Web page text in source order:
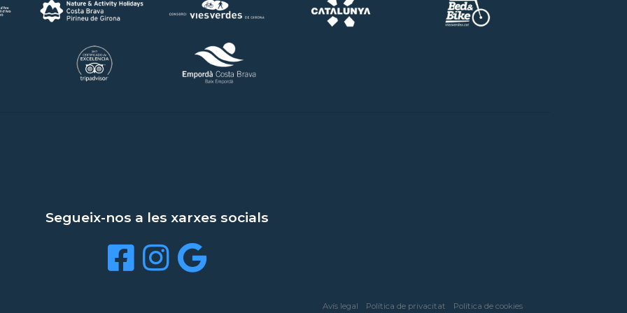
Segueix-nos a les xarxes socials
Avís legal Política de privacitat Política de cookies